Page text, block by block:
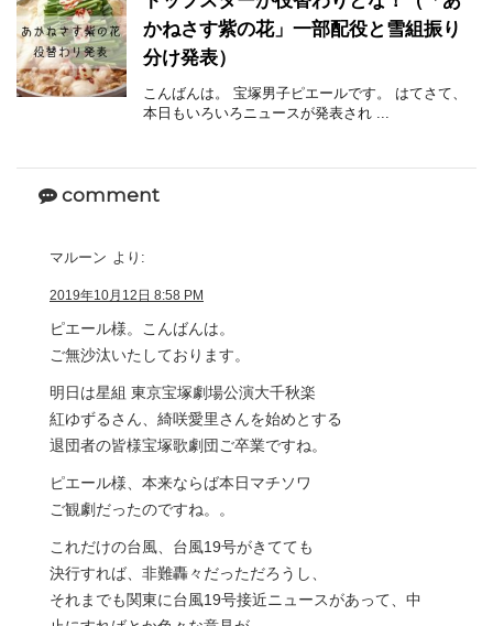
かねさす紫の花」一部配役と雪組振り
分け発表）
こんばんは。 宝塚男子ピエールです。 はてさて、
本日もいろいろニュースが発表され ...
comment
マルーン より:
2019年10月12日 8:58 PM
ピエール様。こんばんは。
ご無沙汰いたしております。
明日は星組 東京宝塚劇場公演大千秋楽
紅ゆずるさん、綺咲愛里さんを始めとする
退団者の皆様宝塚歌劇団ご卒業ですね。
ピエール様、本来ならば本日マチソワ
ご観劇だったのですね。。
これだけの台風、台風19号がきてても
決行すれば、非難轟々だっただろうし、
それまでも関東に台風19号接近ニュースがあって、中